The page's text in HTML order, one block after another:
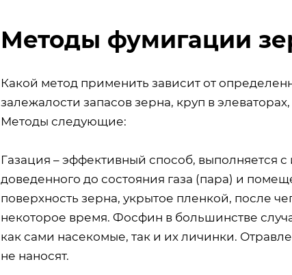
Методы фумигации
Какой метод применить зависит от
залежалости запасов зерна, круп в
Методы следующие:
Газация – эффективный способ, выполняется
доведенного до состояния газа (пара) и
поверхность зерна, укрытое пленкой, после
некоторое время. Фосфин в большинстве
как сами насекомые, так и их личинки.
не наносят.